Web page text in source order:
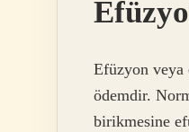
Efüzyon veya
ödemdir.
birikmesine